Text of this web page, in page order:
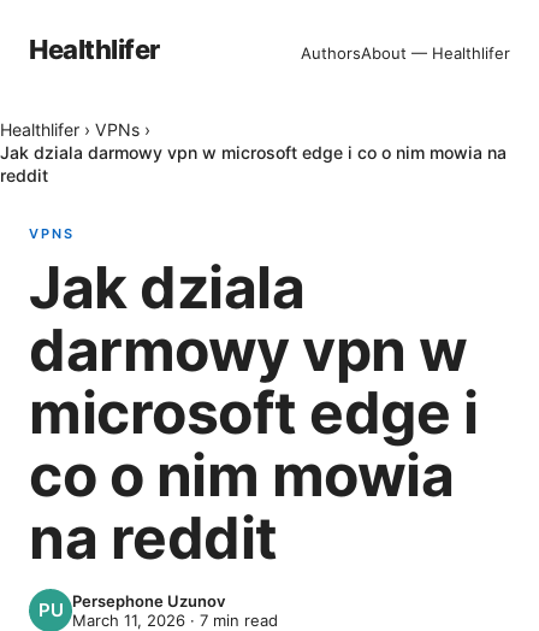
Healthlifer AuthorsAbout — Healthlifer
Healthlifer › VPNs ›
Jak dziala darmowy vpn w microsoft edge i co o nim mowia na
reddit
VPNS
Jak dziala
darmowy vpn w
microsoft edge i
co o nim mowia
na reddit
Persephone Uzunov
March 11, 2026 · 7 min read